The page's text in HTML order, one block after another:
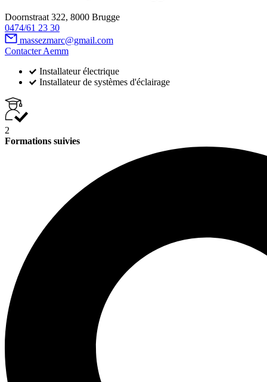
Doornstraat 322, 8000 Brugge
0474/61 23 30
massezmarc@gmail.com
Contacter Aemm
Installateur électrique
Installateur de systèmes d'éclairage
2
Formations suivies